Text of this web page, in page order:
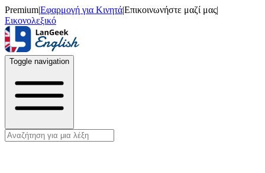
Premium|Εφαρμογή για Κινητά|Επικοινωνήστε μαζί μας|
Εικονολεξικό
Toggle navigation